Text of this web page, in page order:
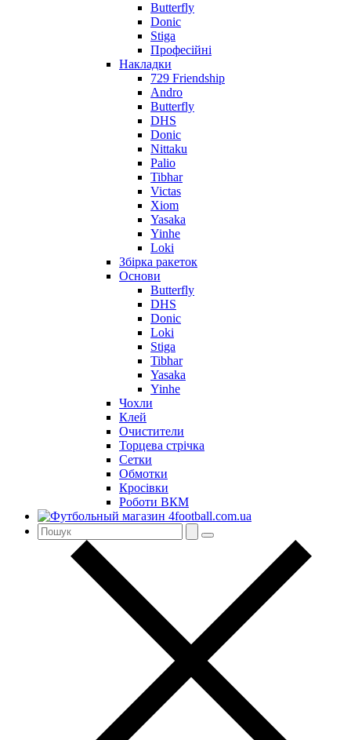
Butterfly
Donic
Stiga
Професійні
Накладки
729 Friendship
Andro
Butterfly
DHS
Donic
Nittaku
Palio
Tibhar
Victas
Xiom
Yasaka
Yinhe
Loki
Збірка ракеток
Основи
Butterfly
DHS
Donic
Loki
Stiga
Tibhar
Yasaka
Yinhe
Чохли
Клей
Очистители
Торцева стрічка
Сетки
Обмотки
Кросівки
Роботи ВКМ